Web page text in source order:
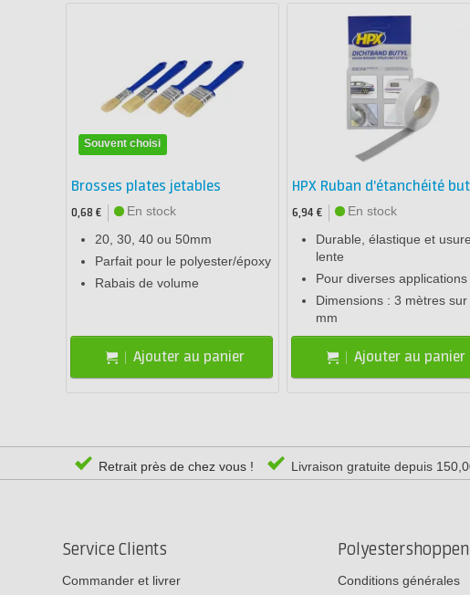
Souvent choisi
Brosses plates jetables
0,68 €
En stock
20, 30, 40 ou 50mm
Parfait pour le polyester/époxy
Rabais de volume
Ajouter au panier
HPX Ruban d'étanchéité
6,94 €
En stock
Durable, élastique et usure
lente
Pour diverses applications
Dimensions : 3 mètres sur
mm
Ajouter au panier
Retrait près de chez vous ! Livraison gratuite depuis
Service Clients
Commander et livrer
Polyestershoppen
Conditions générales